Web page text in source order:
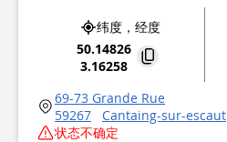
纬度，经度
50.14826
3.16258
69-73 Grande Rue
59267
Cantaing-sur-escaut
状态不确定